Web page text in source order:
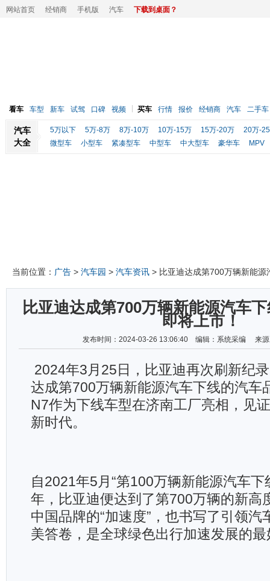
网站首页 经销商 手机版 汽车 下载到桌面？
看车 车型 新车 试驾 口碑 视频 买车 行情 报价 经销商 汽车 二手车
汽车
大全
5万以下 5万-8万 8万-10万 10万-15万 15万-20万
20万-
微型车
小型车 紧凑型车 中型车 中大型车 豪华车 MPV
当前位置： 广告 > 汽车园 > 汽车资讯 > 比亚迪达成第700万辆新能
比亚迪达成第700万辆新能源汽车
即将上市！
发布时间：2024-03-26 13:06:40 编辑：系统采编 来
2024年3月25日，比亚迪再次刷新纪
达成第700万辆新能源汽车下线的汽车
N7作为下线车型在济南工厂亮相，见
新时代。
自2021年5月“第100万辆新能源汽车下
年，比亚迪便达到了第700万辆的新高
中国品牌的“加速度”，也书写了引领汽
美答卷，是全球绿色出行加速发展的